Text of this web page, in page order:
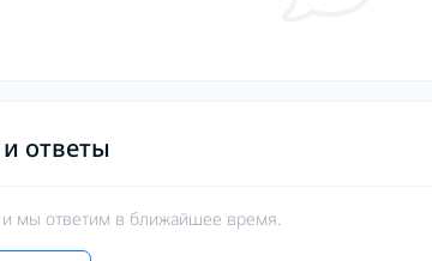
ответы
и мы ответим в ближайшее время.